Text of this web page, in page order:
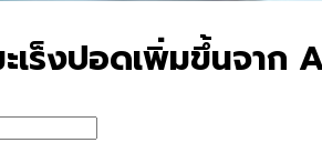
เร็งปอดเพิ่มขึ้นจาก